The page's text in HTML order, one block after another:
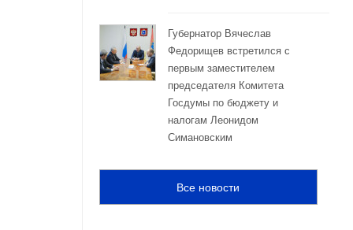
Губернатор Вячеслав
Федорищев встретился с
первым заместителем
председателя Комитета
Госдумы по бюджету и
налогам Леонидом
Симановским
Все новости